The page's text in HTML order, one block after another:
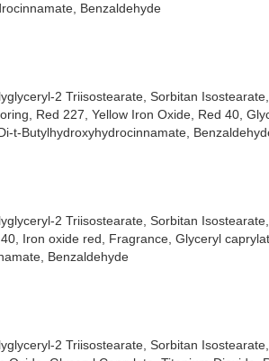
Benzaldehyde
2 Triisostearate, Sorbitan Isostearate,
Red 227, Yellow Iron Oxide, Red 40,
t-Butylhydroxyhydrocinnamate,
2 Triisostearate, Sorbitan Isostearate,
Iron oxide red, Fragrance, Glyceryl
Benzaldehyde
2 Triisostearate, Sorbitan Isostearate,